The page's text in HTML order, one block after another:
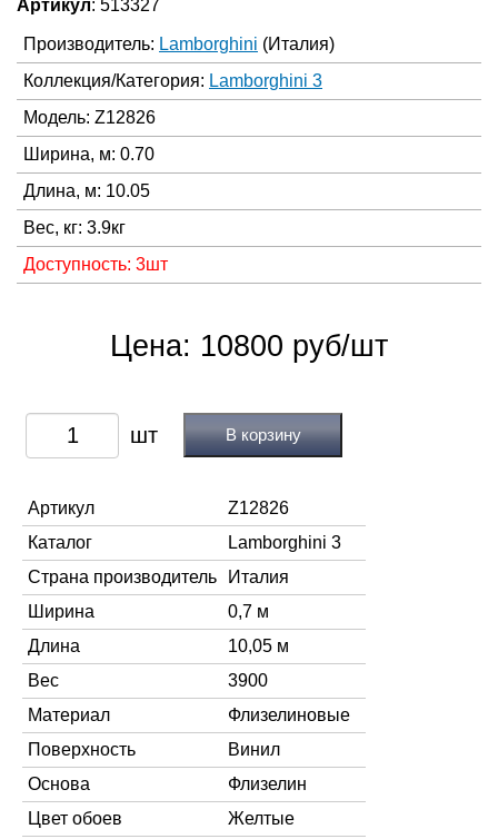
Артикул: 513327
Производитель: Lamborghini (Италия)
Коллекция/Категория: Lamborghini 3
Модель: Z12826
Ширина, м: 0.70
Длина, м: 10.05
Вес, кг: 3.9кг
Доступность: 3шт
Цена: 10800 руб/шт
В корзину
Артикул
Z12826
Каталог
Lamborghini 3
Страна производитель
Италия
Ширина
0,7 м
Длина
10,05 м
Вес
3900
Материал
Флизелиновые
Поверхность
Винил
Основа
Флизелин
Цвет обоев
Желтые